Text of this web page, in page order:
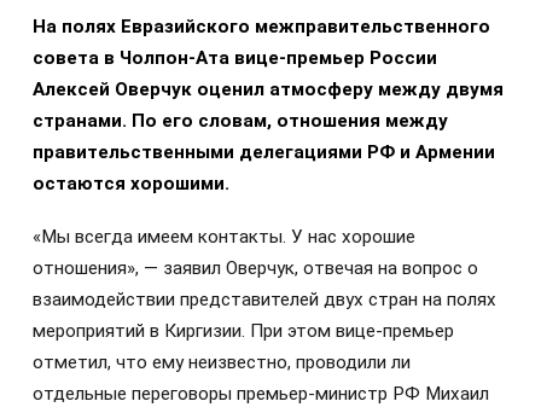
На полях Евразийского межправительственного
совета в Чолпон-Ата вице-премьер России
Алексей Оверчук оценил атмосферу между двумя
странами. По его словам, отношения между
правительственными делегациями РФ и Армении
остаются хорошими.
«Мы всегда имеем контакты. У нас хорошие
отношения», — заявил Оверчук, отвечая на вопрос о
взаимодействии представителей двух стран на полях
мероприятий в Киргизии. При этом вице-премьер
отметил, что ему неизвестно, проводили ли
отдельные переговоры премьер-министр РФ Михаил